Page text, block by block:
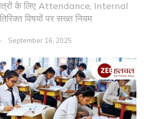
के लिए Attendance, Internal
विषयों पर सख्त नियम
September 16, 2025